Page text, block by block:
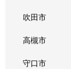
吹田市
高槻市
守口市